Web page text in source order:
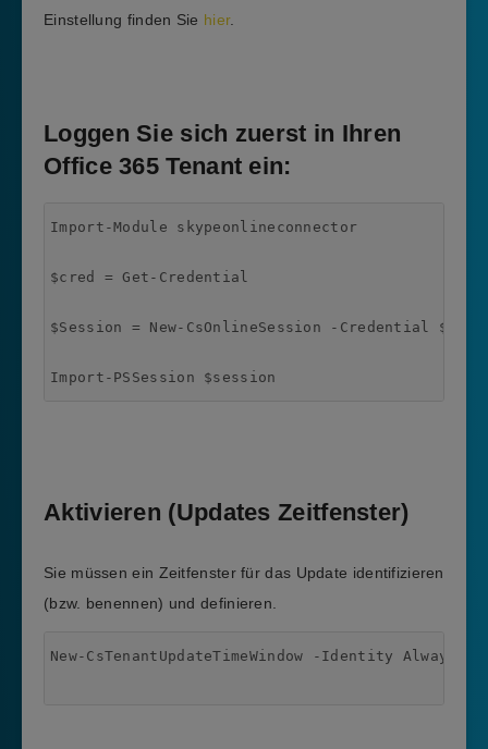
Einstellung finden Sie hier.
Loggen Sie sich zuerst in Ihren
Office 365 Tenant ein:
Import-Module skypeonlineconnector
$cred = Get-Credential
$Session = New-CsOnlineSession -Credential
Import-PSSession $session
Aktivieren (Updates Zeitfenster)
Sie müssen ein Zeitfenster für das Update identifizieren
(bzw. benennen) und definieren.
New-CsTenantUpdateTimeWindow -Identity